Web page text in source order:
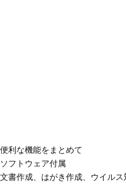
便利な機能をまとめて
ソフトウェア付属
文書作成、はがき作成、ウイル